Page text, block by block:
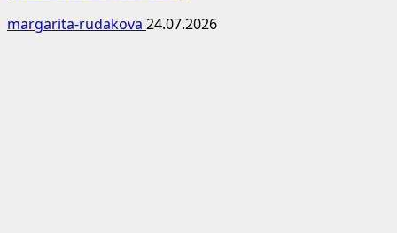
margarita-rudakova 24.07.2026